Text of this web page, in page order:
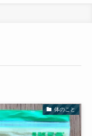
体のこと